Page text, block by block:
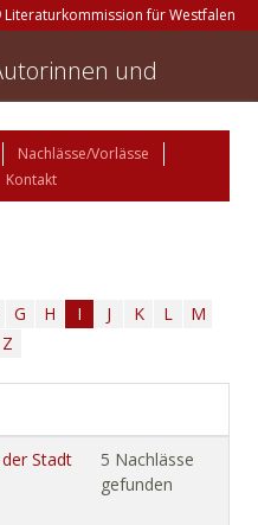
Literaturkommission für Westfalen
und
Nachlässe/Vorlässe
Kontakt
G H I J K L
M
Z
Stadt
5 Nachlässe
gefunden